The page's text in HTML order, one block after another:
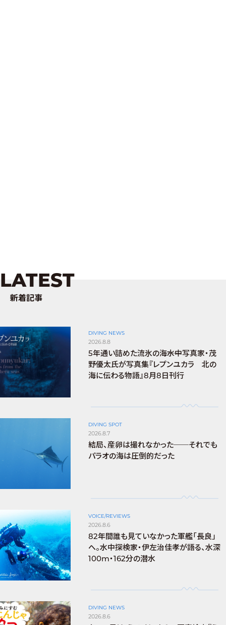
LATEST
新着記事
DIVING NEWS
2026.8.8
5年通い詰めた流氷の海――水中写真家・茂
野優太氏が写真集『レプンユカラ 北の
海に伝わる物語』8月8日刊行
DIVING SPOT
2026.8.7
結局、産卵は撮れなかった──それでも
パラオの海は圧倒的だった
VOICE/REVIEWS
2026.8.6
82年間誰も見ていなかった軍艦「長良」
へ。水中探検家・伊左治佳孝が語る、水深
100m・162分の潜水
DIVING NEWS
2026.8.6